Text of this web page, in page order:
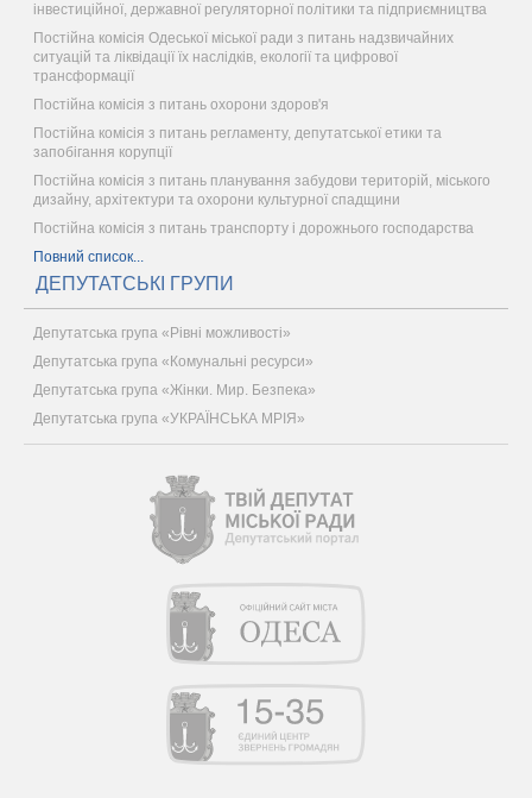
інвестиційної, державної регуляторної політики та підприємництва
Постійна комісія Одеської міської ради з питань надзвичайних
ситуацій та ліквідації їх наслідків, екології та цифрової
трансформації
Постійна комісія з питань охорони здоров'я
Постійна комісія з питань регламенту, депутатської етики та
запобігання корупції
Постійна комісія з питань планування забудови територій, міського
дизайну, архітектури та охорони культурної спадщини
Постійна комісія з питань транспорту і дорожнього господарства
Повний список...
ДЕПУТАТСЬКІ ГРУПИ
Депутатська група «Рівні можливості»
Депутатська група «Комунальні ресурси»
Депутатська група «Жінки. Мир. Безпека»
Депутатська група «УКРАЇНСЬКА МРІЯ»